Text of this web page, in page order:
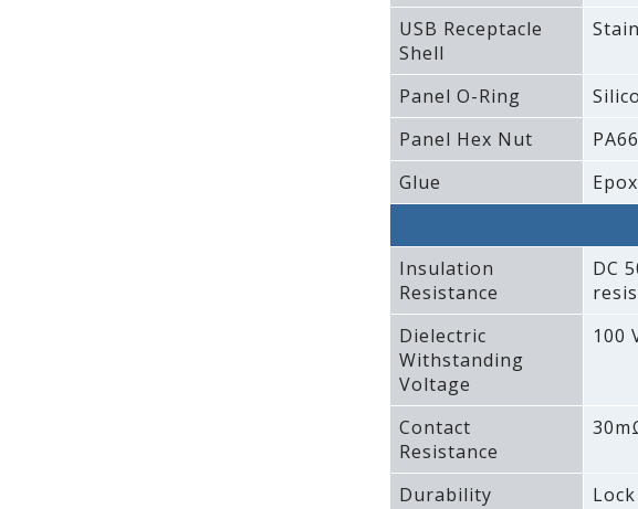
USB Receptacle
Shell
Panel O-Ring
Panel Hex Nut
PA66
Glue
Insulation
Resistance
DC
Dielectric
Withstanding
Voltage
100
Contact
Resistance
Durability